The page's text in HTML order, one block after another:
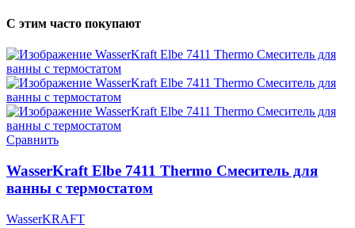
С этим часто покупают
Сравнить
WasserKraft Elbe 7411 Thermo Смеситель для
ванны с термостатом
WasserKRAFT